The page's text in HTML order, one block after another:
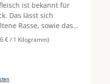
ist bekannt für
Das lässt sich
Rasse, sowie das
mit Olivenöl
Schweinefleisch
das Fleisch zu einem
das ein einziges
€ / 1 Kilogramm)